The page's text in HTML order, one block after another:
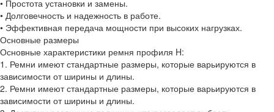
• Простота установки и замены.
• Долговечность и надежность в работе.
• Эффективная передача мощности при высоких нагрузках.
Основные размеры
Основные характеристики ремня профиля H:
1. Ремни имеют стандартные размеры, которые варьируются в
зависимости от ширины и длины.
2. Ремни имеют стандартные размеры, которые варьируются в
зависимости от ширины и длины.